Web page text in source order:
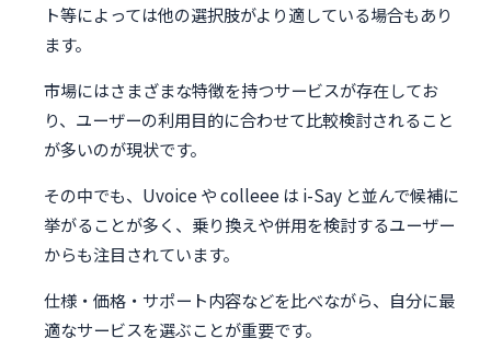
ト等によっては他の選択肢がより適している場合もあり
ます。
市場にはさまざまな特徴を持つサービスが存在してお
り、ユーザーの利用目的に合わせて比較検討されること
が多いのが現状です。
その中でも、Uvoice や colleee は i-Say と並んで候補に
挙がることが多く、乗り換えや併用を検討するユーザー
からも注目されています。
仕様・価格・サポート内容などを比べながら、自分に最
適なサービスを選ぶことが重要です。